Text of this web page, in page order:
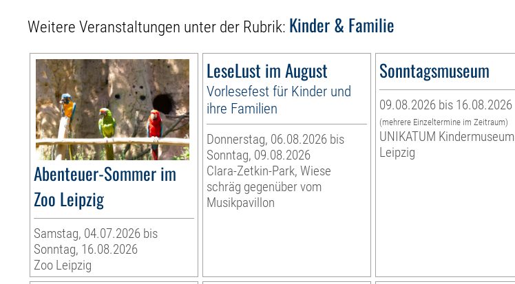
Weitere Veranstaltungen unter der Rubrik: Kinder & Familie
Abenteuer-Sommer im
Zoo Leipzig
Samstag, 04.07.2026 bis
Sonntag, 16.08.2026
Zoo Leipzig
LeseLust im August
Vorlesefest für Kinder und
ihre Familien
Donnerstag, 06.08.2026 bis
Sonntag, 09.08.2026
Clara-Zetkin-Park, Wiese
schräg gegenüber vom
Musikpavillon
Sonntagsmuseum
09.08.2026 bis 16.08.2026
(mehrere Einzeltermine im Zeitraum)
UNIKATUM Kindermuseum
Leipzig